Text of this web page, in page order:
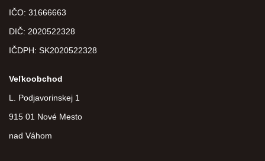
IČO: 31666663
DIČ: 2020522328
IČDPH: SK2020522328
Veľkoobchod
L. Podjavorinskej 1
915 01 Nové Mesto
nad Váhom